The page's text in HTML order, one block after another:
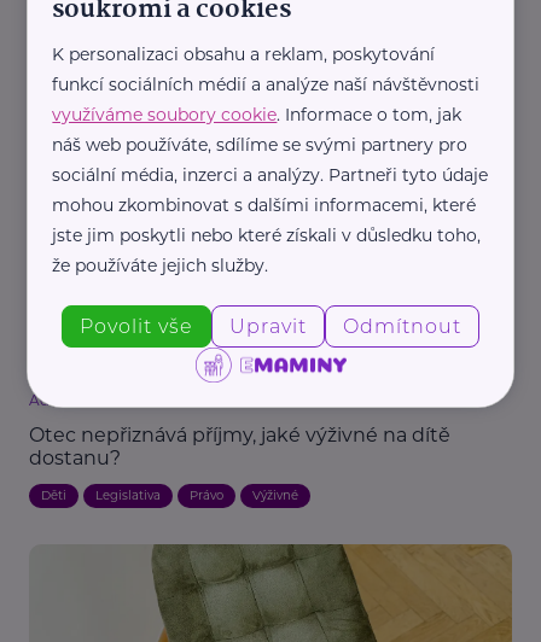
dítě?
Finance Legislativa Manželství Právo Rozvod, svatba
Advokátní kancelář ELEMENTZ LEGAL
Otec nepřiznává příjmy, jaké výživné na dítě
dostanu?
Děti Legislativa Právo Výživné
soukromí a cookies
K personalizaci obsahu a reklam, poskytování
funkcí sociálních médií a analýze naší návštěvnosti
využíváme soubory cookie. Informace o tom, jak
náš web používáte, sdílíme se svými partnery pro
sociální média, inzerci a analýzy. Partneři tyto údaje
mohou zkombinovat s dalšími informacemi, které
jste jim poskytli nebo které získali v důsledku toho,
že používáte jejich služby.
Povolit vše Upravit Odmítnout